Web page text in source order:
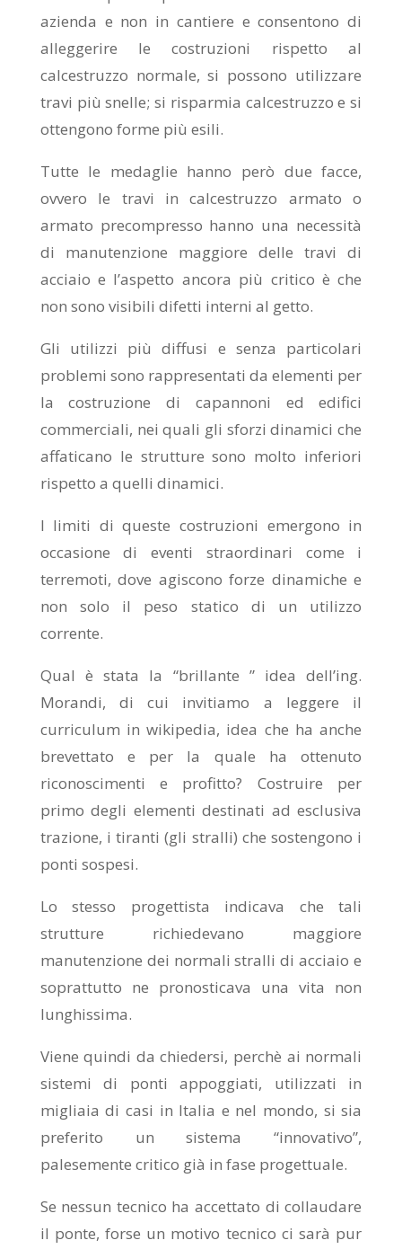
azienda e non in cantiere e consentono di
alleggerire le costruzioni rispetto al
calcestruzzo normale, si possono utilizzare
travi più snelle; si risparmia calcestruzzo e si
ottengono forme più esili.
Tutte le medaglie hanno però due facce,
ovvero le travi in calcestruzzo armato o
armato precompresso hanno una necessità
di manutenzione maggiore delle travi di
acciaio e l’aspetto ancora più critico è che
non sono visibili difetti interni al getto.
Gli utilizzi più diffusi e senza particolari
problemi sono rappresentati da elementi per
la costruzione di capannoni ed edifici
commerciali, nei quali gli sforzi dinamici che
affaticano le strutture sono molto inferiori
rispetto a quelli dinamici.
I limiti di queste costruzioni emergono in
occasione di eventi straordinari come i
terremoti, dove agiscono forze dinamiche e
non solo il peso statico di un utilizzo
corrente.
Qual è stata la “brillante ” idea dell’ing.
Morandi, di cui invitiamo a leggere il
curriculum in wikipedia, idea che ha anche
brevettato e per la quale ha ottenuto
riconoscimenti e profitto? Costruire per
primo degli elementi destinati ad esclusiva
trazione, i tiranti (gli stralli) che sostengono i
ponti sospesi.
Lo stesso progettista indicava che tali
strutture richiedevano maggiore
manutenzione dei normali stralli di acciaio e
soprattutto ne pronosticava una vita non
lunghissima.
Viene quindi da chiedersi, perchè ai normali
sistemi di ponti appoggiati, utilizzati in
migliaia di casi in Italia e nel mondo, si sia
preferito un sistema “innovativo”,
palesemente critico già in fase progettuale.
Se nessun tecnico ha accettato di collaudare
il ponte, forse un motivo tecnico ci sarà pur